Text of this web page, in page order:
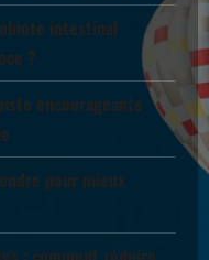
intestinal
?
encourageante
pour mieux